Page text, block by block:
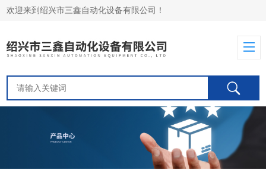
欢迎来到绍兴市三鑫自动化设备有限公司！